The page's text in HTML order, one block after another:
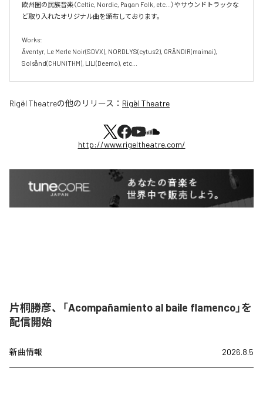
欧州圏の民族音楽（Celtic, Nordic, Pagan Folk, etc...）やサウンドトラックな
ど取り入れたオリジナル曲を頒布しております。
Works:
Äventyr, Le Merle Noir(SDVX), NORDLYS(cytus2), GRÄNDIR(maimai),
Solsånd(CHUNITHM), LILI(Deemo), etc...
Rigël Theatreの他のリリース： Rigël Theatre
http://www.rigeltheatre.com/
片桐勝彦、「Acompañamiento al baile flamenco」を
配信開始
新曲情報 2026.8.5